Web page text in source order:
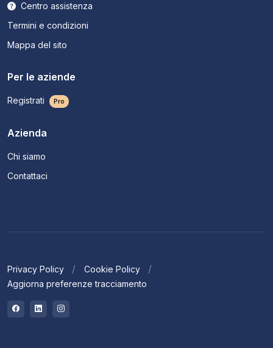
Centro assistenza
Termini e condizioni
Mappa del sito
Per le aziende
Registrati Pro
Azienda
Chi siamo
Contattaci
Privacy Policy
Cookie Policy
Aggiorna preferenze tracciamento